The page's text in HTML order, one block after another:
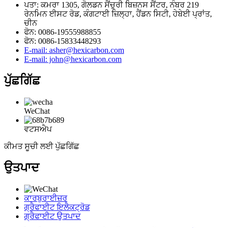
ਪਤਾ: ਕਮਰਾ 1305, ਗੋਲਡਨ ਸੈਂਚੁਰੀ ਬਿਜ਼ਨਸ ਸੈਂਟਰ, ਨੰਬਰ 219
ਰੇਨਮਿਨ ਈਸਟ ਰੋਡ, ਕੰਗਟਾਈ ਜ਼ਿਲ੍ਹਾ, ਹੈਂਡਨ ਸਿਟੀ, ਹੇਬੇਈ ਪ੍ਰਾਂਤ,
ਚੀਨ
ਫੋਨ: 0086-19555988855
ਫੋਨ: 0086-15833448293
E-mail: asher@hexicarbon.com
E-mail: john@hexicarbon.com
ਪੁੱਛਗਿੱਛ
WeChat
ਵਟਸਐਪ
ਕੀਮਤ ਸੂਚੀ ਲਈ ਪੁੱਛਗਿੱਛ
ਉਤਪਾਦ
ਕਾਰਬੁਰਾਈਜ਼ਰ
ਗ੍ਰੈਫਾਈਟ ਇਲੈਕਟ੍ਰੋਡ
ਗ੍ਰੈਫਾਈਟ ਉਤਪਾਦ